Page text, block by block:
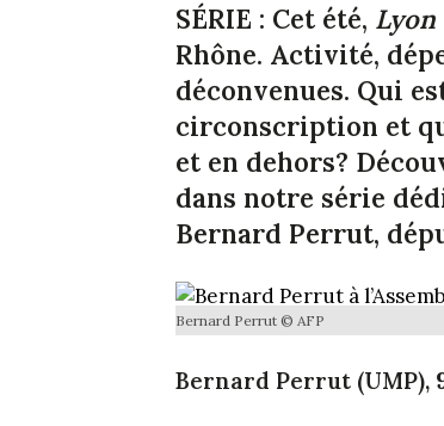
SÉRIE : Cet été, Lyon
Rhône. Activité,
déconvenues. Qui
circonscription et
et en dehors?
dans notre série
Bernard Perrut,
Bernard Perrut © AFP
Bernard Perrut (UMP),